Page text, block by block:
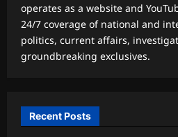
operates as a website and
24/7 coverage of national and
politics, current affairs,
groundbreaking exclusives.
Recent Posts